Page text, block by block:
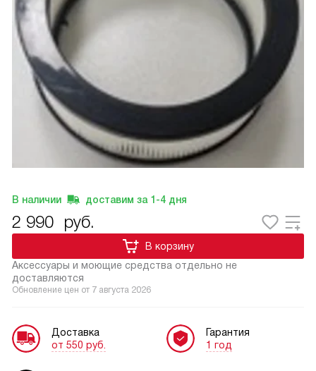
В наличии доставим за 1-4 дня
2 990 руб.
Аксессуары и моющие средства отдельно не
доставляются
В корзину
Обновление цен от 7 августа 2026
Доставка
от 550 руб.
Гарантия
1 год